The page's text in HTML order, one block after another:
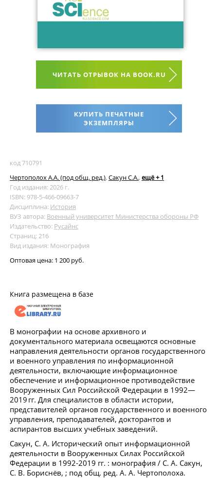
ЧИТАТЬ ОТРЫВОК НА BOOK.RU
КУПИТЬ ПЕЧАТНЫЕ
ЭКЗЕМПЛЯРЫ
код 710791
Чертополох А.А. (под общ. ред.), Сакун С.А., ещё + 1
Год издания: 2026 г.
ISBN: 978-5-466-09663-7
Дисциплина: История
ВУЗ автора: Военный университет Министерства обороны РФ
Издательство: Русайнс
Страниц: 216
Вид издания: Монография
Оптовая цена: 1 200 руб.
Книга размещена в базе
В монографии на основе архивного и
документального материала освещаются основные
направления деятельности органов государственного
и военного управления по информационной
деятельности, включающие информационное
обеспечение и информационное противодействие
Вооруженных Сил Российской Федерации в 1992—
2019 гг. Для специалистов в области истории,
представителей органов государственного и военного
управления, преподавателей, докторантов и
аспирантов высших учебных заведений.
Сакун, С. А. Исторический опыт информационной
деятельности в Вооруженных Силах Российской
Федерации в 1992-2019 гг. : монография / С. А. Сакун,
С. В. Бориснёв, ; под общ. ред. А. А. Чертополоха.